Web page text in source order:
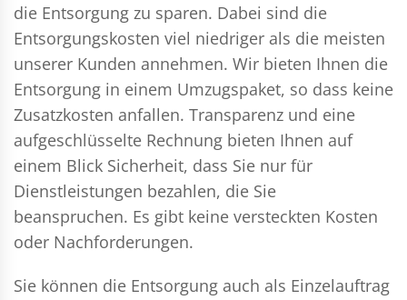
die Entsorgung zu sparen. Dabei sind die
Entsorgungskosten viel niedriger als die meisten
unserer Kunden annehmen. Wir bieten Ihnen die
Entsorgung in einem Umzugspaket, so dass keine
Zusatzkosten anfallen. Transparenz und eine
aufgeschlüsselte Rechnung bieten Ihnen auf
einem Blick Sicherheit, dass Sie nur für
Dienstleistungen bezahlen, die Sie
beanspruchen. Es gibt keine versteckten Kosten
oder Nachforderungen.
Sie können die Entsorgung auch als Einzelauftrag